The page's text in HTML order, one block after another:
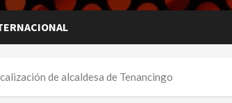
de alcaldesa de Tenancingo